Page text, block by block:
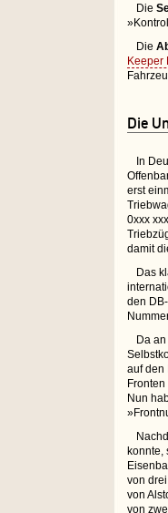
Die
Die
Keeper
Die
In
erst
0xxx
damit
Das
den
Da
auf den
Nun
konnte,
von
von
von